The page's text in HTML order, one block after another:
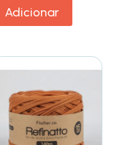
Adicionar